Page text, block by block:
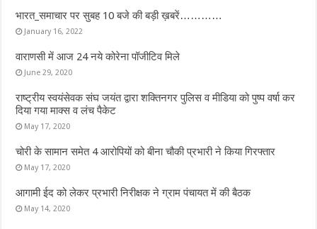
भारत_समाचार पर सुबह 10 बजे की बड़ी ख़बरें…………
January 16, 2022
वाराणसी में आज 24 नये कोरेना पॉजीटिव मिले
June 29, 2020
राष्ट्रीय स्वयंसेवक संघ जयंत द्वारा शक्तिनगर पुलिस व मीडिया को पुष्प वर्षा कर
दिया गया माक्स व लंच पैकेट
May 17, 2020
चोरी के सामान समेत 4 आरोपियों को बीना चौकी प्रभारी ने किया गिरफ्तार
May 17, 2020
आगामी ईद को लेकर प्रभारी निरीक्षक ने ग्राम पंचायत में की बैठक
May 14, 2020